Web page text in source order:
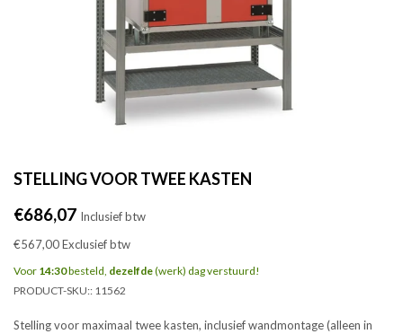
STELLING VOOR TWEE KASTEN
Normale
prijs
€686,07 Inclusief btw
€567,00Exclusief btw
Voor 14:30besteld, dezelfde(werk) dag verstuurd!
PRODUCT-SKU:: 11562
Stelling voor maximaal twee kasten, inclusief wandmontage (alleen in